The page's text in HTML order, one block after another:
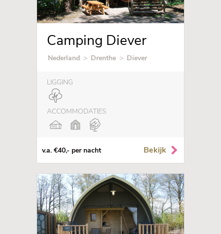
Camping Diever
Nederland > Drenthe > Diever
LIGGING
ACCOMMODATIES
v.a. €40,- per nacht Bekijk